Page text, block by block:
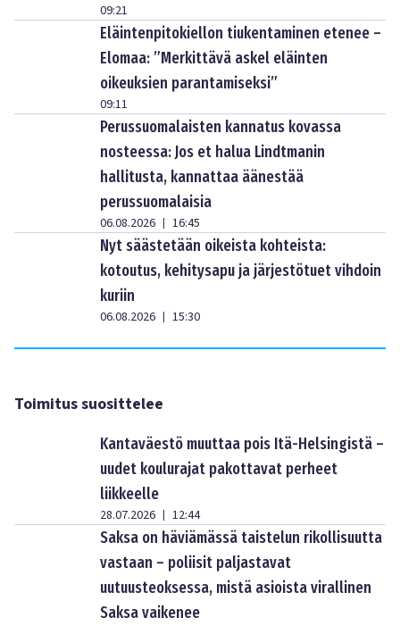
09:21
Eläintenpitokiellon tiukentaminen etenee –
Elomaa: ”Merkittävä askel eläinten
oikeuksien parantamiseksi”
09:11
Perussuomalaisten kannatus kovassa
nosteessa: Jos et halua Lindtmanin
hallitusta, kannattaa äänestää
perussuomalaisia
06.08.2026 | 16:45
Nyt säästetään oikeista kohteista:
kotoutus, kehitysapu ja järjestötuet vihdoin
kuriin
06.08.2026 | 15:30
Toimitus suosittelee
Kantaväestö muuttaa pois Itä-Helsingistä –
uudet koulurajat pakottavat perheet
liikkeelle
28.07.2026 | 12:44
Saksa on häviämässä taistelun rikollisuutta
vastaan – poliisit paljastavat
uutuusteoksessa, mistä asioista virallinen
Saksa vaikenee